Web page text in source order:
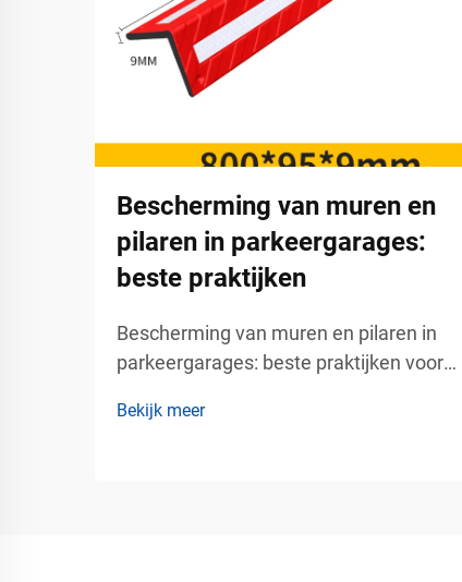
Bescherming van muren en
pilaren in parkeergarages:
beste praktijken
Bescherming van muren en pilaren in
parkeergarages: beste praktijken voor
van parkeergebouwen met veel verkeer
Bekijk meer